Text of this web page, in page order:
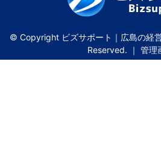
© Copyright ビズサポート｜広島の経
Reserved. ｜ 管理